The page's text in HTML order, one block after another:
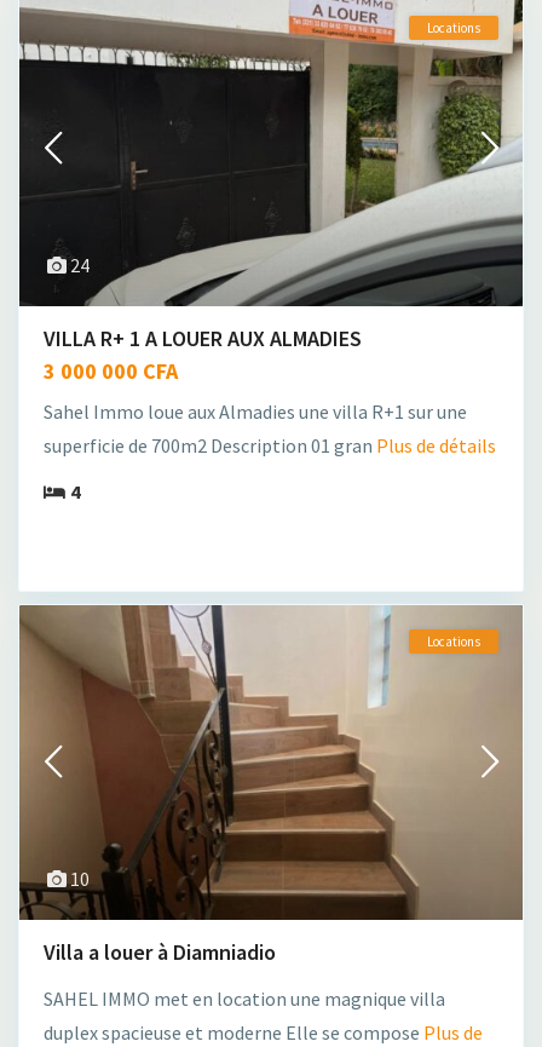
24
Locations
VILLA R+ 1 A LOUER AUX ALMADIES
3 000 000 CFA
Sahel Immo loue aux Almadies une villa R+1 sur une
superficie de 700m2 Description 01 gran Plus de détails
4
10
Locations
Villa a louer à Diamniadio
SAHEL IMMO met en location une magnique villa
duplex spacieuse et moderne Elle se compose Plus de